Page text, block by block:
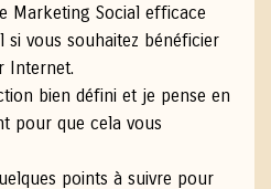
Marketing Social efficace
si vous souhaitez bénéficier
Internet.
bien défini et je pense en
pour que cela vous
points à suivre pour